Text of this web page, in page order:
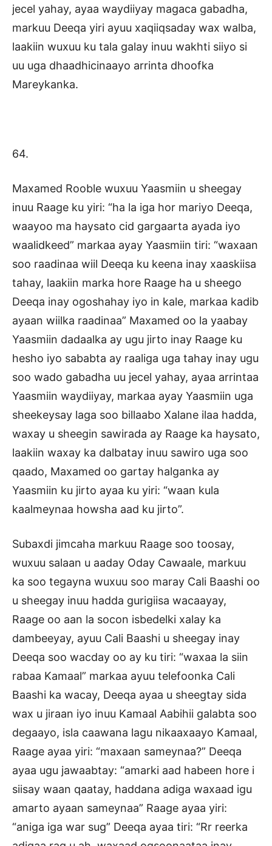
jecel yahay, ayaa waydiiyay magaca gabadha,
markuu Deeqa yiri ayuu xaqiiqsaday wax walba,
laakiin wuxuu ku tala galay inuu wakhti siiyo si
uu uga dhaadhicinaayo arrinta dhoofka
Mareykanka.
64.
Maxamed Rooble wuxuu Yaasmiin u sheegay
inuu Raage ku yiri: “ha la iga hor mariyo Deeqa,
waayoo ma haysato cid gargaarta ayada iyo
waalidkeed” markaa ayay Yaasmiin tiri: “waxaan
soo raadinaa wiil Deeqa ku keena inay xaaskiisa
tahay, laakiin marka hore Raage ha u sheego
Deeqa inay ogoshahay iyo in kale, markaa kadib
ayaan wiilka raadinaa” Maxamed oo la yaabay
Yaasmiin dadaalka ay ugu jirto inay Raage ku
hesho iyo sababta ay raaliga uga tahay inay ugu
soo wado gabadha uu jecel yahay, ayaa arrintaa
Yaasmiin waydiiyay, markaa ayay Yaasmiin uga
sheekeysay laga soo billaabo Xalane ilaa hadda,
waxay u sheegin sawirada ay Raage ka haysato,
laakiin waxay ka dalbatay inuu sawiro uga soo
qaado, Maxamed oo gartay halganka ay
Yaasmiin ku jirto ayaa ku yiri: “waan kula
kaalmeynaa howsha aad ku jirto”.
Subaxdi jimcaha markuu Raage soo toosay,
wuxuu salaan u aaday Oday Cawaale, markuu
ka soo tegayna wuxuu soo maray Cali Baashi oo
u sheegay inuu hadda gurigiisa wacaayay,
Raage oo aan la socon isbedelki xalay ka
dambeeyay, ayuu Cali Baashi u sheegay inay
Deeqa soo wacday oo ay ku tiri: “waxaa la siin
rabaa Kamaal” markaa ayuu telefoonka Cali
Baashi ka wacay, Deeqa ayaa u sheegtay sida
wax u jiraan iyo inuu Kamaal Aabihii galabta soo
degaayo, isla caawana lagu nikaaxaayo Kamaal,
Raage ayaa yiri: “maxaan sameynaa?” Deeqa
ayaa ugu jawaabtay: “amarki aad habeen hore i
siisay waan qaatay, haddana adiga waxaad igu
amarto ayaan sameynaa” Raage ayaa yiri:
“aniga iga war sug” Deeqa ayaa tiri: “Rr reerka